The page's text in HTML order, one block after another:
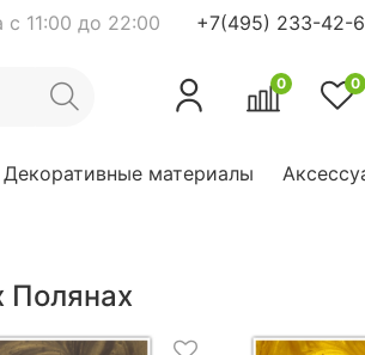
с 11:00 до 22:00 +7(495) 233-42-
0 0
Декоративные материалы
Полянах